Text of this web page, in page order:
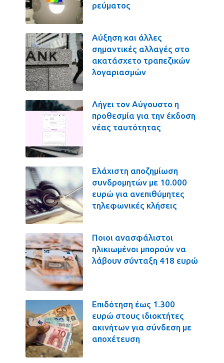
ρεύματος
Αύξηση και άλλες
σημαντικές αλλαγές στο
ακατάσχετο τραπεζικών
λογαριασμών
Λήγει τον Αύγουστο η
προθεσμία για την έκδοση
νέας ταυτότητας
Ελάχιστη αποζημίωση
συνδρομητών με 10.000
ευρώ για ανεπιθύμητες
τηλεφωνικές κλήσεις
Ποιοι ανασφάλιστοι
ηλικιωμένοι μπορούν να
λάβουν σύνταξη 418 ευρώ
Επιδότηση έως 1.300
ευρώ στους ιδιοκτήτες
ακινήτων για σύνδεση με
αποχέτευση